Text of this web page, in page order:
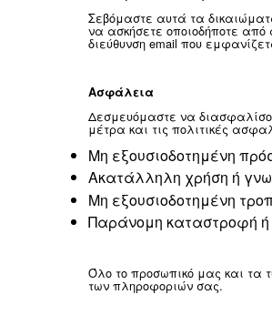
Διατήρηση
συλλέχθηκαν,
ισχύουσα νομοθεσία.
Τα δικαιώματά σας
Έχετε το
αντίγραφο όλων
Έχετε το